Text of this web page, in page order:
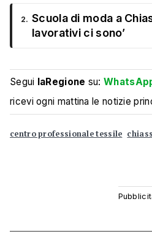
2. Scuola di moda a
lavorativi ci sono’
Segui laRegione su:
ricevi ogni mattina le notizie
centro professionale tessile